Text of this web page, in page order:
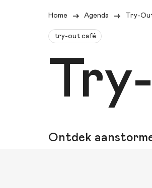
Home Agenda Try-
try-out café
Ontdek